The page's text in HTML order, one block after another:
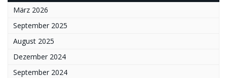
März 2026
September 2025
August 2025
Dezember 2024
September 2024